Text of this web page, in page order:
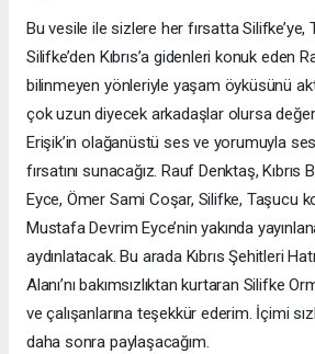
Bu vesile ile sizlere her fırsatta Silifke’ye,
Silifke’den Kıbrıs’a gidenleri konuk eden
bilinmeyen yönleriyle yaşam öyküsünü
çok uzun diyecek arkadaşlar olursa
Erişik’in olağanüstü ses ve yorumuyla
fırsatını sunacağız. Rauf Denktaş, Kıbrıs
Eyce, Ömer Sami Coşar, Silifke, Taşucu
Mustafa Devrim Eyce’nin yakında
aydınlatacak. Bu arada Kıbrıs Şehitleri
Alanı’nı bakımsızlıktan kurtaran Silifke
ve çalışanlarına teşekkür ederim. İçimi
daha sonra paylaşacağım.